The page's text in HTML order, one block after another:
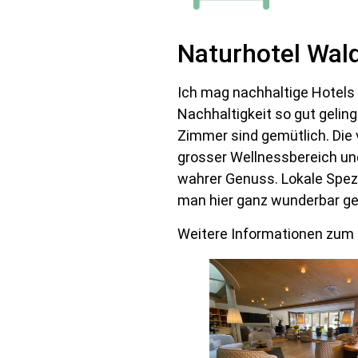
Naturhotel
Ich mag nachhaltige
Nachhaltigkeit so gut
Zimmer sind gemütlich.
grosser Wellnessbereich
wahrer Genuss. Lokale
man hier ganz wunderbar
Weitere Informationen